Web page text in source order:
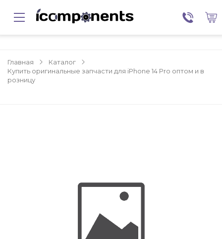
Главная
Каталог
Купить оригинальные запчасти для iPhone 14 Pro оптом и в
розницу